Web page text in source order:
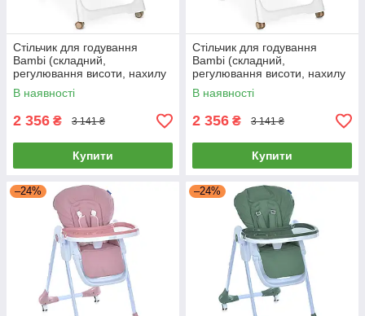
Стільчик для годування
Bambi (складний,
регулювання висоти, нахилу
спинки) M 5673 Pink Рожевий
В наявності
2 356 ₴ 3 141 ₴
Купити
Стільчик для годування
Bambi (складний,
регулювання висоти, нахилу
спинки) M 5673 Mint М'ятний
В наявності
2 356 ₴ 3 141 ₴
Купити
–24% –24%